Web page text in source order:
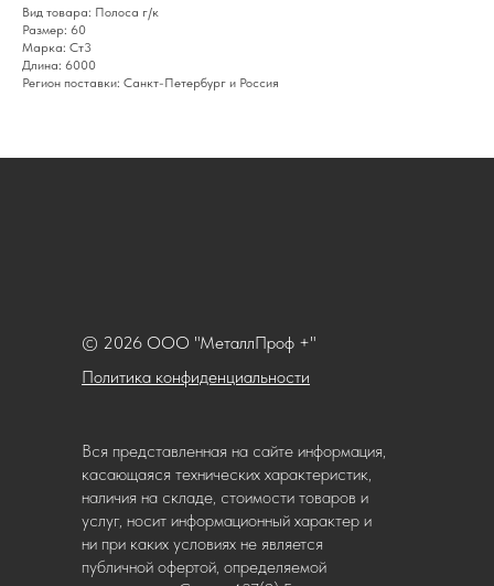
Вид товара: Полоса г/к
Размер: 60
Марка: Ст3
Длина: 6000
Регион поставки: Санкт-Петербург и Россия
Политика конфиденциальности
© 2026 ООО "МеталлПроф +"
Вся представленная на сайте информация,
касающаяся технических характеристик,
наличия на складе, стоимости товаров и
услуг, носит информационный характер и
ни при каких условиях не является
публичной офертой, определяемой